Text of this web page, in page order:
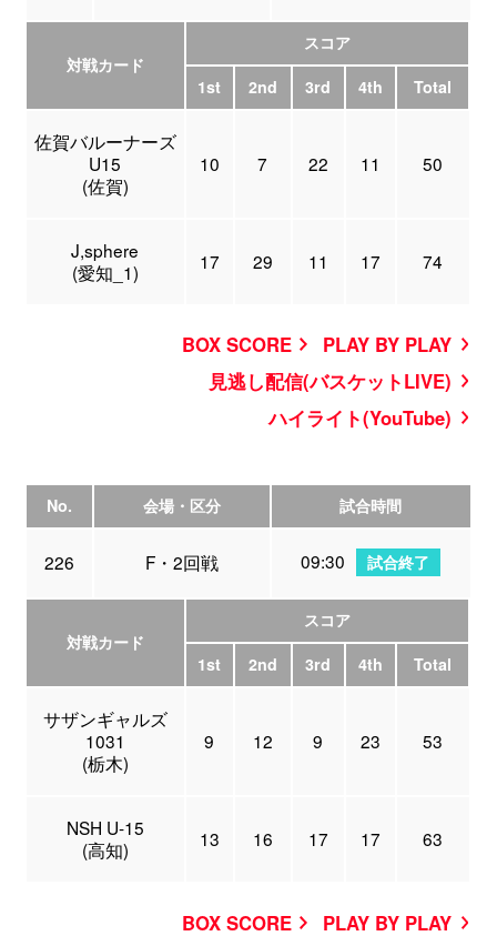
対戦カード
スコア
1st
2nd 3rd 4th Total
佐賀バルーナーズ
U15
(佐賀)
10 7 22 11 50
J,sphere
(愛知_1)
17 29 11 17 74
BOX SCORE
PLAY BY PLAY
見逃し配信(バスケットLIVE)
ハイライト(YouTube)
No. 会場・区分 試合時間
226 F・2回戦 09:30 試合終了
対戦カード
スコア
1st
2nd 3rd 4th Total
サザンギャルズ
1031
(栃木)
9 12 9 23 53
NSH U-15
(高知)
13 16 17 17 63
BOX SCORE PLAY BY PLAY